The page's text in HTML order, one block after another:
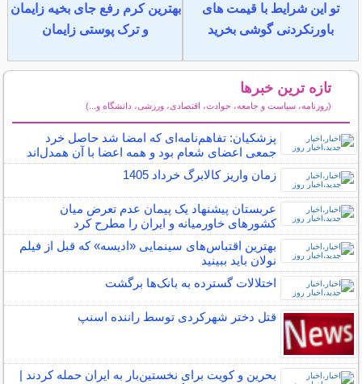
تو این شرایط با قیمت های
باورنکردنی گوشی بخرید
بهترین کرم رفع جای بخیه زایمان
و ترک پوستی زایمان
تازه ترین خبرها
(روزنامه، سیاست و جامعه، حوادث، اقتصادی، ورزشی، دانشگاه و...)
پزشکیان: تفاهم‌نامه‌ای که امضا شد حاصل خرد
جمعی اعضای شعام بود و همه اعضا با آن همدل‌اند
زمان واریز کالابرگ خرداد 1405
عربستان پیشنهاد یک پیمان عدم تعرض میان
کشورهای خاورمیانه و ایران را مطرح کرد
بهترین اقتباس‌های سینمایی «ادیسه» که قبل از فیلم
نولان باید ببینید
اختلالات گسترده به بانک‌ها برگشت
قتل دختر شهرکردی توسط راننده اسنپ
بحرین و کویت برای نخستین‌بار به ایران حمله کردند |